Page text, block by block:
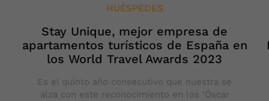
HUÉSPEDES
Stay Unique, mejor empresa de
apartamentos turísticos de España en
los World Travel Awards 2023
Es el quinto año consecutivo que nuestra se
alza con este reconocimiento en los ‘Óscar